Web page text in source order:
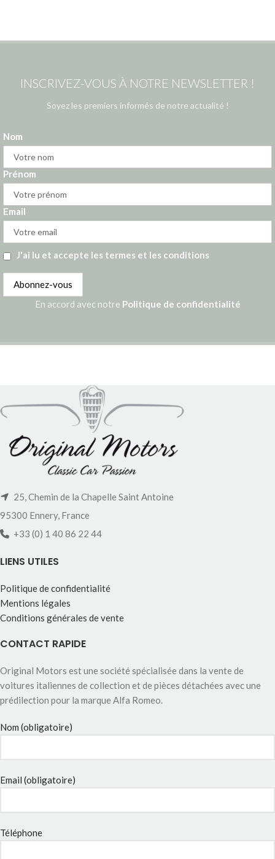
INSCRIVEZ-VOUS À NOTRE NEWSLETTER !
Soyez les premiers informés de notre actualité !
Nom
Prénom
Email
J'ai lu et accepte les termes et les conditions
En accord avec notre Politique de confidentialité
25, Chemin de la Chapelle Saint Antoine
95300 Ennery, France
+33 (0) 1 40 86 22 44
LIENS UTILES
Politique de confidentialité
Mentions légales
Conditions générales de vente
CONTACT RAPIDE
Original Motors est une société spécialisée dans la vente de
voitures italiennes de collection et de pièces détachées avec une
prédilection pour la marque Alfa Romeo.
Nom (obligatoire)
Email (obligatoire)
Téléphone